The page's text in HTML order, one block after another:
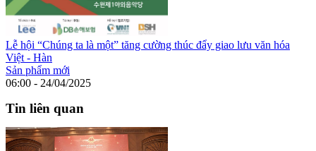
Lễ hội “Chúng ta là một” tăng cường thúc đẩy giao lưu văn hóa
Việt - Hàn
Sản phẩm mới
06:00 - 24/04/2025
Tin liên quan